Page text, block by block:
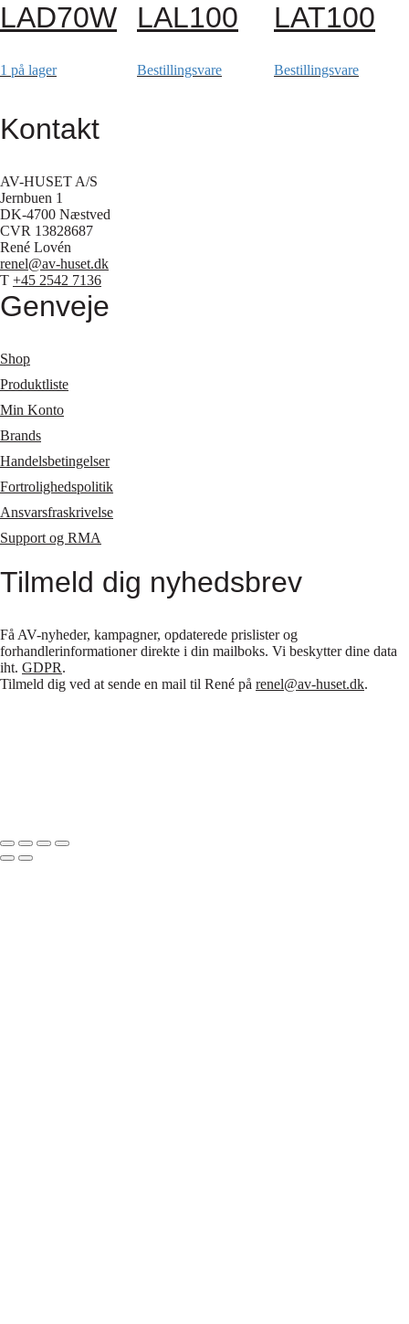
LAD70W
1 på lager
LAL100
Bestillingsvare
LAT100
Bestillingsvare
Kontakt
AV-HUSET A/S
Jernbuen 1
DK-4700 Næstved
CVR 13828687
René Lovén
renel@av-huset.dk
T +45 2542 7136
Genveje
Shop
Produktliste
Min Konto
Brands
Handelsbetingelser
Fortrolighedspolitik
Ansvarsfraskrivelse
Support og RMA
Tilmeld dig nyhedsbrev
Få AV-nyheder, kampagner, opdaterede prislister og
forhandlerinformationer direkte i din mailboks. Vi beskytter dine data
iht. GDPR.
Tilmeld dig ved at sende en mail til René på renel@av-huset.dk.